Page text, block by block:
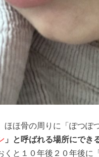
ほほ骨の周りに「ぽつぽ
」と呼ばれる場所にでき
くと１０年後２０年後に
「